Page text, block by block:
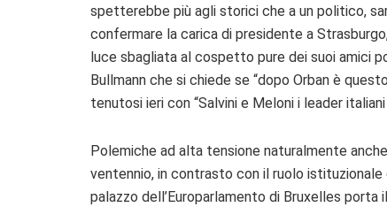
spetterebbe più agli storici che a un politico,
confermare la carica di presidente a
luce sbagliata al cospetto pure dei suoi amici
Bullmann che si chiede se “dopo Orban è
tenutosi ieri con “Salvini e Meloni i leader
Polemiche ad alta tensione naturalmente
ventennio, in contrasto con il ruolo istituzionale
palazzo dell’Europarlamento di Bruxelles